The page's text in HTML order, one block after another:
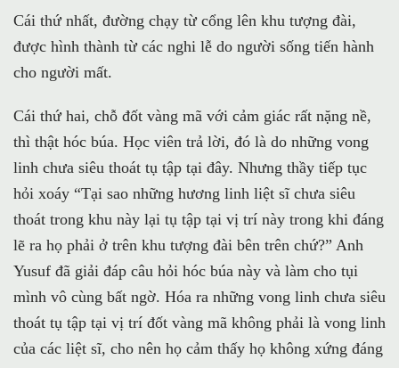
Cái thứ nhất, đường chạy từ cổng lên khu tượng đài,
được hình thành từ các nghi lễ do người sống tiến hành
cho người mất.
Cái thứ hai, chỗ đốt vàng mã với cảm giác rất nặng nề,
thì thật hóc búa. Học viên trả lời, đó là do những vong
linh chưa siêu thoát tụ tập tại đây. Nhưng thầy tiếp tục
hỏi xoáy “Tại sao những hương linh liệt sĩ chưa siêu
thoát trong khu này lại tụ tập tại vị trí này trong khi đáng
lẽ ra họ phải ở trên khu tượng đài bên trên chứ?” Anh
Yusuf đã giải đáp câu hỏi hóc búa này và làm cho tụi
mình vô cùng bất ngờ. Hóa ra những vong linh chưa siêu
thoát tụ tập tại vị trí đốt vàng mã không phải là vong linh
của các liệt sĩ, cho nên họ cảm thấy họ không xứng đáng